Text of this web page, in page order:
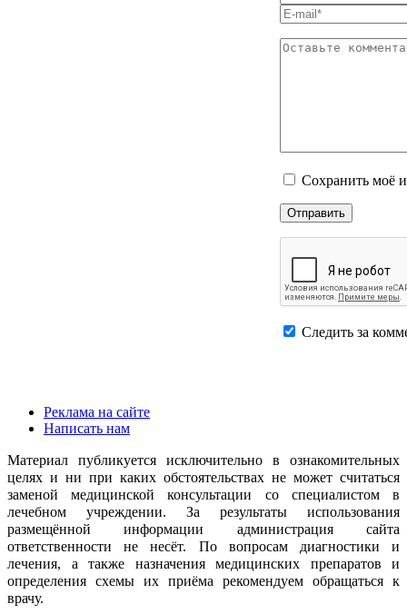
Сохранить моё
Следить за
Реклама на сайте
Написать нам
Материал публикуется исключительно в ознакомительных
целях и ни при каких обстоятельствах не может считаться
заменой медицинской консультации со специалистом в
лечебном учреждении. За результаты использования
размещённой информации администрация сайта
ответственности не несёт. По вопросам диагностики и
лечения, а также назначения медицинских препаратов и
определения схемы их приёма рекомендуем обращаться к
врачу.